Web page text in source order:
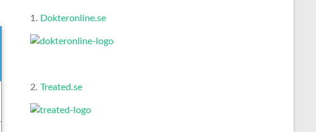
1. Dokteronline.se
2. Treated.se